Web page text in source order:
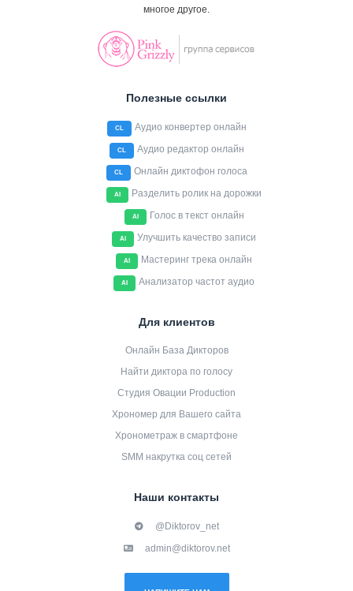
многое другое.
Полезные ссылки
CL Аудио конвертер онлайн
CL Аудио редактор онлайн
CL Онлайн диктофон голоса
AI Разделить ролик на дорожки
AI Голос в текст онлайн
AI Улучшить качество записи
AI Мастеринг трека онлайн
AI Анализатор частот аудио
Для клиентов
Онлайн База Дикторов
Найти диктора по голосу
Студия Овации Production
Хрономер для Вашего сайта
Хронометраж в смартфоне
SMM накрутка соц сетей
Наши контакты
@Diktorov_net
admin@diktorov.net